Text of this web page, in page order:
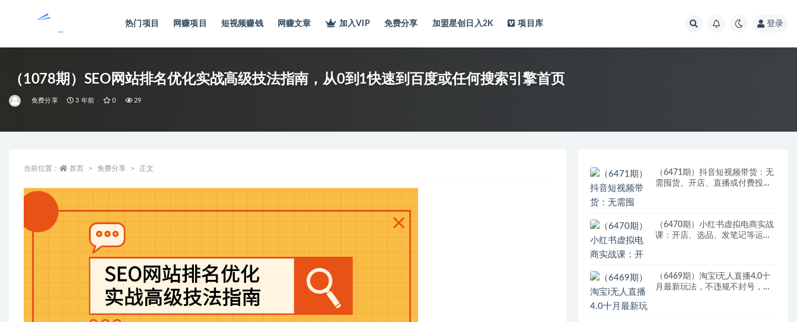
热门项目 网赚项目 短视频赚钱 网赚文章 加入VIP 免费分享 加盟星创日入2K 项目库 登录
（1078期）SEO网站排名优化实战高级技法指南，从0到1快速到百度或任何搜索引擎首页
免费分享 3 年前 0 29
当前位置： 首页 免费分享 正文
（6471期）抖音短视频带货：无
需囤货、开店、直播或付费投
（6470期）小红书虚拟电商实战
课：开店、选品、发笔记等运营
（6469期）淘宝i无人直播4.0十
月最新玩法，不违规不封号，完